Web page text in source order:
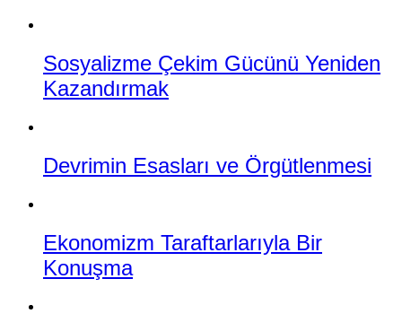
Sosyalizme Çekim Gücünü Yeniden
Kazandırmak
Devrimin Esasları ve Örgütlenmesi
Ekonomizm Taraftarlarıyla Bir
Konuşma